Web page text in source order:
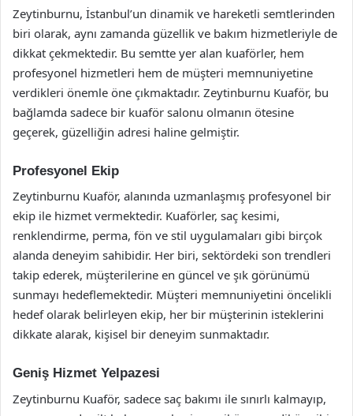
Zeytinburnu, İstanbul’un dinamik ve hareketli semtlerinden
biri olarak, aynı zamanda güzellik ve bakım hizmetleriyle de
dikkat çekmektedir. Bu semtte yer alan kuaförler, hem
profesyonel hizmetleri hem de müşteri memnuniyetine
verdikleri önemle öne çıkmaktadır. Zeytinburnu Kuaför, bu
bağlamda sadece bir kuaför salonu olmanın ötesine
geçerek, güzelliğin adresi haline gelmiştir.
Profesyonel Ekip
Zeytinburnu Kuaför, alanında uzmanlaşmış profesyonel bir
ekip ile hizmet vermektedir. Kuaförler, saç kesimi,
renklendirme, perma, fön ve stil uygulamaları gibi birçok
alanda deneyim sahibidir. Her biri, sektördeki son trendleri
takip ederek, müşterilerine en güncel ve şık görünümü
sunmayı hedeflemektedir. Müşteri memnuniyetini öncelikli
hedef olarak belirleyen ekip, her bir müşterinin isteklerini
dikkate alarak, kişisel bir deneyim sunmaktadır.
Geniş Hizmet Yelpazesi
Zeytinburnu Kuaför, sadece saç bakımı ile sınırlı kalmayıp,